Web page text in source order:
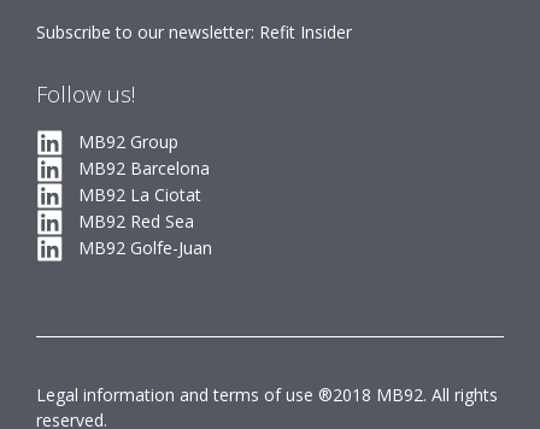
Subscribe to our newsletter: Refit Insider
Follow us!
MB92 Group
MB92 Barcelona
MB92 La Ciotat
MB92 Red Sea
MB92 Golfe-Juan
Legal information and terms of use ®2018 MB92. All rights
reserved.